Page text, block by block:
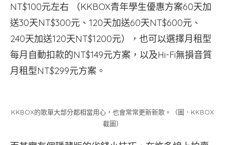
NT$100元左右 （KKBOX青年學生優惠方案60天加
送30天NT$300元、120天加送60天NT$600元、
240天加送120天NT$1200元），也可以選擇月租型
每月自動扣款的NT$149元方案，以及Hi-Fi無損音質
月租型NT$299元方案。
KKBOX的歌單大部分都相當用心，也會常常更新新歌。（圖．KKBOX
截圖）